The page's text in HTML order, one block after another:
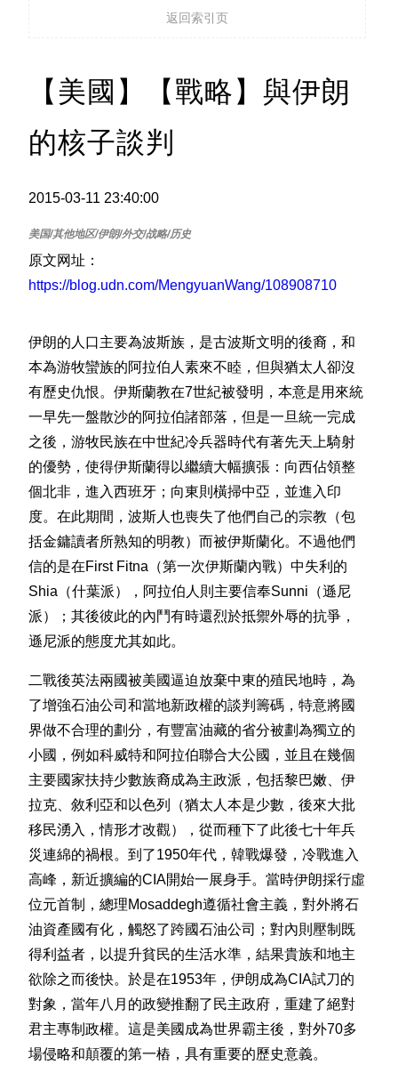
返回索引页
【美國】【戰略】與伊朗
的核子談判
2015-03-11 23:40:00
原文网址：
https://blog.udn.com/MengyuanWang/108908710
伊朗的人口主要為波斯族，是古波斯文明的後裔，和
本為游牧蠻族的阿拉伯人素來不睦，但與猶太人卻沒
有歷史仇恨。伊斯蘭教在7世紀被發明，本意是用來統
一早先一盤散沙的阿拉伯諸部落，但是一旦統一完成
之後，游牧民族在中世紀冷兵器時代有著先天上騎射
的優勢，使得伊斯蘭得以繼續大幅擴張：向西佔領整
個北非，進入西班牙；向東則橫掃中亞，並進入印
度。在此期間，波斯人也喪失了他們自己的宗教（包
括金鏞讀者所熟知的明教）而被伊斯蘭化。不過他們
信的是在First Fitna（第一次伊斯蘭內戰）中失利的
Shia（什葉派），阿拉伯人則主要信奉Sunni（遜尼
派）；其後彼此的內鬥有時還烈於抵禦外辱的抗爭，
遜尼派的態度尤其如此。
二戰後英法兩國被美國逼迫放棄中東的殖民地時，為
了增強石油公司和當地新政權的談判籌碼，特意將國
界做不合理的劃分，有豐富油藏的省分被劃為獨立的
小國，例如科威特和阿拉伯聯合大公國，並且在幾個
主要國家扶持少數族裔成為主政派，包括黎巴嫩、伊
拉克、敘利亞和以色列（猶太人本是少數，後來大批
移民湧入，情形才改觀），從而種下了此後七十年兵
災連綿的禍根。到了1950年代，韓戰爆發，冷戰進入
高峰，新近擴編的CIA開始一展身手。當時伊朗採行虛
位元首制，總理Mosaddegh遵循社會主義，對外將石
油資產國有化，觸怒了跨國石油公司；對內則壓制既
得利益者，以提升貧民的生活水準，結果貴族和地主
欲除之而後快。於是在1953年，伊朗成為CIA試刀的
對象，當年八月的政變推翻了民主政府，重建了絕對
君主專制政權。這是美國成為世界霸主後，對外70多
場侵略和顛覆的第一樁，具有重要的歷史意義。